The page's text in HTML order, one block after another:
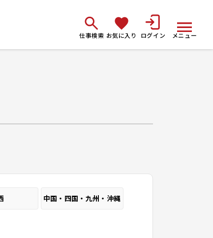
仕事検索 お気に入り ログイン メニュー
中国・四国・九州・沖縄